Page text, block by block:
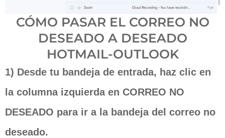
CÓMO PASAR EL CORREO NO
DESEADO A DESEADO
HOTMAIL-OUTLOOK
1) Desde tu bandeja de entrada, haz clic en
la columna izquierda en CORREO NO
DESEADO para ir a la bandeja del correo no
deseado.